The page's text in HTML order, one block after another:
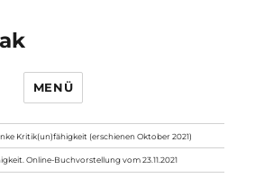
MENÜ
Kritik(un)fähigkeit (erschienen Oktober 2021)
Online-Buchvorstellung vom 23.11.2021